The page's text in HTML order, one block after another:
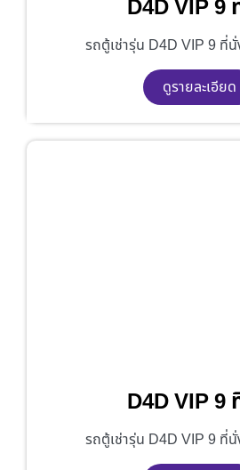
D4D VIP 9
รถตู้เช่ารุ่น D4D VIP 9 ที่
ดูรายละเอียด
D4D VIP 9
รถตู้เช่ารุ่น D4D VIP 9 ที่